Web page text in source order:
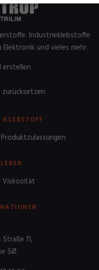
Industrieklebstoffe
und vieles mehr.
erstellen
Viskosität
11,
SØ